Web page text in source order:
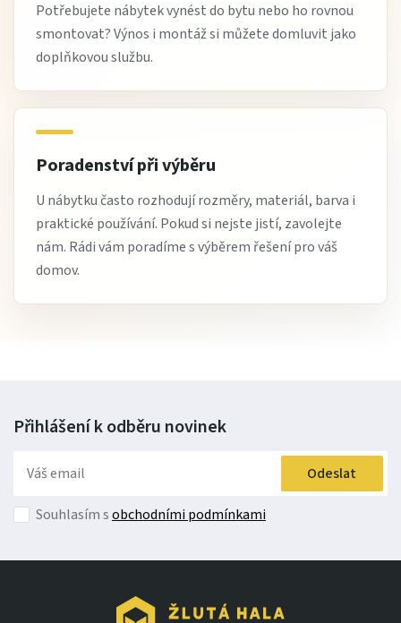
Potřebujete nábytek vynést do bytu nebo ho rovnou
smontovat? Výnos i montáž si můžete domluvit jako
doplňkovou službu.
Poradenství při výběru
U nábytku často rozhodují rozměry, materiál, barva i
praktické používání. Pokud si nejste jistí, zavolejte
nám. Rádi vám poradíme s výběrem řešení pro váš
domov.
Přihlášení k odběru novinek
Odeslat
Souhlasím sobchodními podmínkami